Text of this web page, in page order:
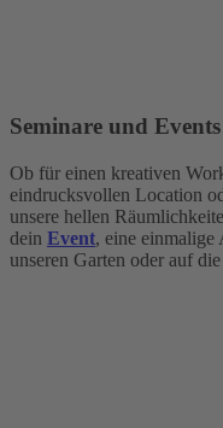
Seminare und Events
Ob für einen kreativen
eindrucksvollen Location
unsere hellen
dein Event, eine einmalige
unseren Garten oder auf